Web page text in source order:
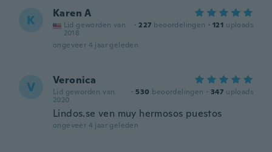
K Karen A
Lid geworden van
2018
· 227 beoordelingen · 121 uploads
ongeveer 4 jaar geleden
V Veronica
Lid geworden van
2020
· 530 beoordelingen · 347 uploads
Lindos.se ven muy hermosos puestos
ongeveer 4 jaar geleden